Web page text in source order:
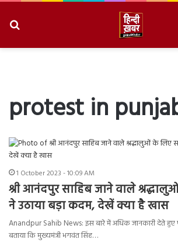
protest in
1 October 2023 - 10:09 AM
श्री आनंदपुर साहिब जाने वाले
ने उठाया बड़ा कदम, देखें क्या है खास
Anandpur Sahib News: इस बारे में अधिक जानकारी देते हुए
बताया कि मुख्यमंत्री भगवंत सिंह…